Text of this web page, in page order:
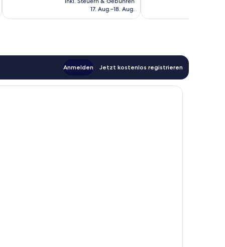
beträgt
17. Aug.–18. Aug.
Anmelden Jetzt kostenlos registrieren